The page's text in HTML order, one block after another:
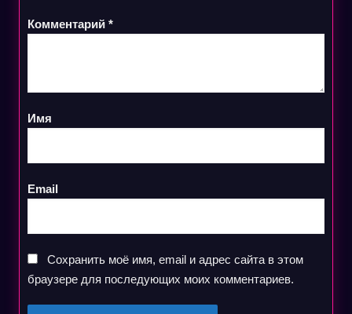
Комментарий *
Имя
Email
Сохранить моё имя, email и адрес сайта в этом
браузере для последующих моих комментариев.